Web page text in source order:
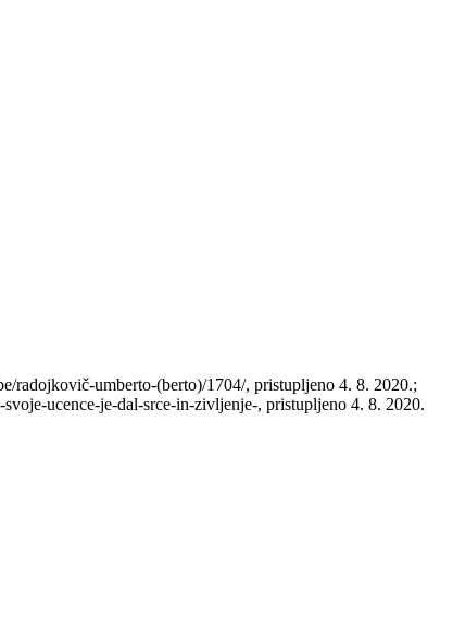
radojkovič-umberto-(berto)/1704/, pristupljeno 4. 8. 2020.;
ucence-je-dal-srce-in-zivljenje-, pristupljeno 4. 8. 2020.